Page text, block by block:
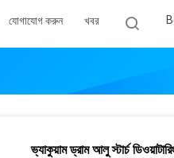
যোগাযোগ করুন খবর
ভ্যাকুয়াম ড্রাম আলু স্টার্চ